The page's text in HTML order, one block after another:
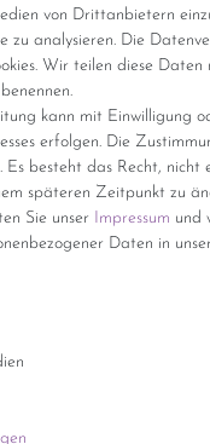
von Drittanbietern
zu analysieren. Die
Wir teilen diese
kann mit Einwilligung
erfolgen. Die
Es besteht das Recht, nicht
späteren Zeitpunkt zu
Sie unser Impressum und
Daten in
Euro) oder DHL (8,49
ab 150 Euro Warenwert
Versandkosten
im Schrank? Gerne
Angebot anfordern.
MwSt. (Dieser Artikel
Differenzbesteuerung, ein
auf der Rechnung